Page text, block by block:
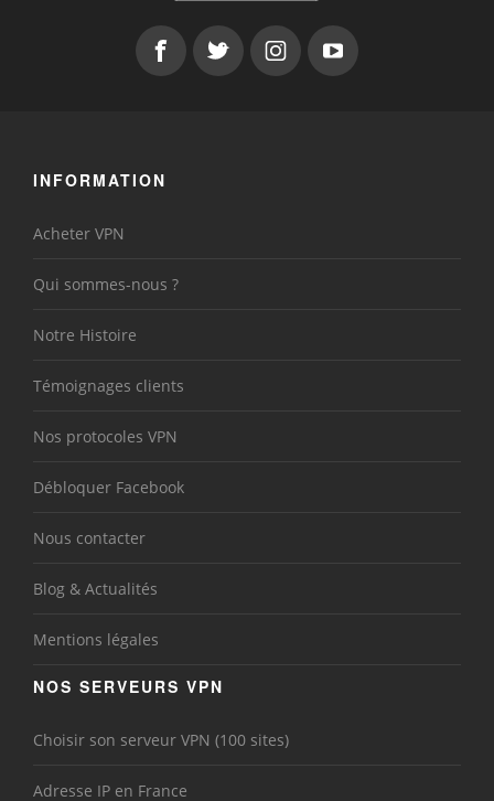
INFORMATION
Acheter VPN
Qui sommes-nous ?
Notre Histoire
Témoignages clients
Nos protocoles VPN
Débloquer Facebook
Nous contacter
Blog & Actualités
Mentions légales
NOS SERVEURS VPN
Choisir son serveur VPN (100 sites)
Adresse IP en France